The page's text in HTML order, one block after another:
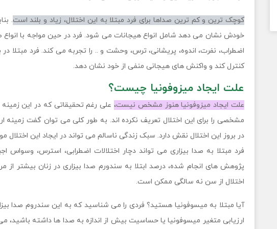
کوچک ترین و کم ترین صداها برای فرد مبتلا به این اختلال، زیاد و بلند است.
خودش نشان می دهد شامل انواع هیجانات می شود. فرد در حین مواجه با انواع
اضطراب، نفرت، اندوه، پریشانی، ترس، وحشت و .. را تجربه می کند. فرد مبتلا
کنترل کند و واکنش های هیجانی منفی از خود نشان دهد.
علت ایجاد میزوفونیا چیست؟
علت ایجاد میزوفونیا هنوز مشخص نیست، علی رغم تحقیقاتی که در این
مشخصی را برای این اختلال تعریف نکرده اند. به طور کلی می توان گفت
در بروز این اختلال نقش دارد. سبک زندگی ناسالم می تواند در ایجاد این اختلال
فرد مبتلا به صدا بیزاری می تواند دچار اختلالات اضطرابی، استرس، وسواس
پژوهش های انجام شده، درصد ابتلا به سندورم صدا بیزاری در زنان بیشتر از
اختلال از سن نه سالگی ممکن است.
آیا مبتلا به میسوفونیا هستید؟ فردی را می شناسید که به این سندروم صدا
ارزیابی متغیر میسوفونیا یا حساسیت بیش از اندازه به صدا ها داشته باشید، می